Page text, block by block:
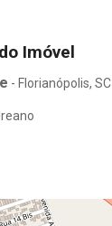
Imóvel
- Florianópolis, SC